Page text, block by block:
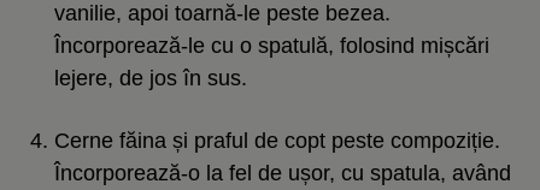
vanilie, apoi toarnă-le peste bezea.
Încorporează-le cu o spatulă, folosind mișcări
lejere, de jos în sus.
Cerne făina și praful de copt peste compoziție.
Încorporează-o la fel de ușor, cu spatula, având